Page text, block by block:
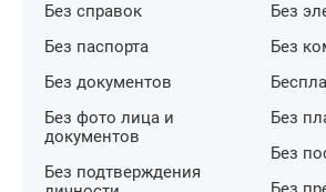
Без справок
Без паспорта
Без документов
Без фото лица и
документов
Без подтверждения
Без
Без
Без
Без